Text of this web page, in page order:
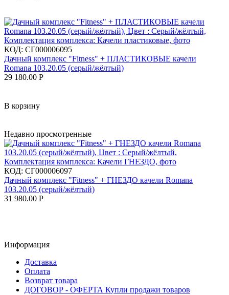
КОД: СГ000006095
Дачный комплекс "Fitness" + ПЛАСТИКОВЫЕ качели
Romana 103.20.05 (серый/жёлтый)
29 180.00 Р
В корзину
Недавно просмотренные
КОД: СГ000006097
Дачный комплекс "Fitness" + ГНЕЗДО качели Romana
103.20.05 (серый/жёлтый)
31 980.00 Р
Информация
Доставка
Оплата
Возврат товара
ДОГОВОР - ОФЕРТА Купли продажи товаров